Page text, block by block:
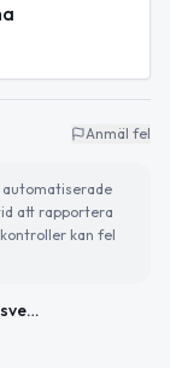
Anmäl fel
att rapportera
kan fel
Vidareutbildning för yrkesverksamma i Gällivare – ansök nu